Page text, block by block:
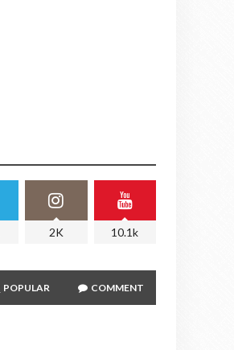
2K 10.1k
POPULAR COMMENT